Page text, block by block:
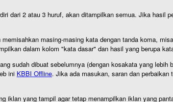
dari 2 atau 3 huruf, akan ditampilkan semua. Jika hasil
masing-masing kata dengan tanda koma,
dalam kolom "kata dasar" dan hasil yang berupa
sudah dibuat sebelumnya (dengan kosakata yang
ini KBBI Offline. Jika ada masukan, saran dan
iklan yang tampil agar tetap menampilkan iklan yang